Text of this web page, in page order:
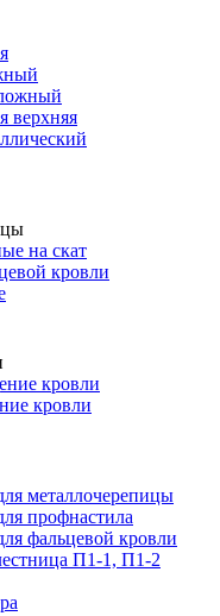
верхняя
на скат
кровли
кровли
кровли
металлочерепицы
профнастила
фальцевой кровли
П1-1, П1-2